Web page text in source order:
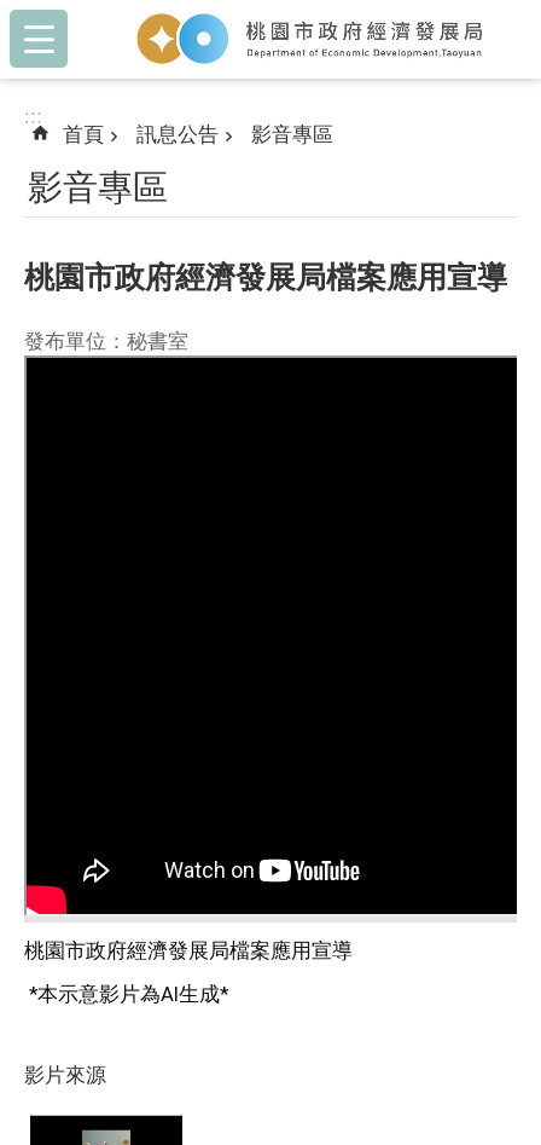
跳到主要內容區塊
:::
:::
首頁 訊息公告 影音專區
影音專區
桃園市政府經濟發展局檔案應用宣導
發布單位：秘書室
桃園市政府經濟發展局檔案應用宣導
*本示意影片為AI生成*
影片來源